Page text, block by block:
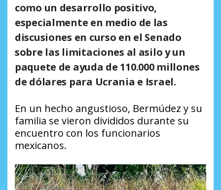
como un desarrollo positivo,
especialmente en medio de las
discusiones en curso en el Senado
sobre las limitaciones al asilo y un
paquete de ayuda de 110.000 millones
de dólares para Ucrania e Israel.
En un hecho angustioso, Bermúdez y su
familia se vieron divididos durante su
encuentro con los funcionarios
mexicanos.